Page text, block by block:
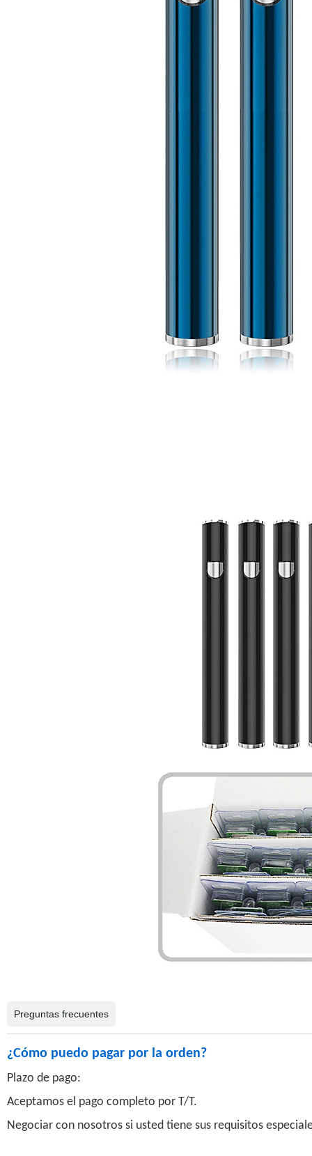
Preguntas frecuentes
¿Cómo puedo pagar por la orden?
Plazo de pago:
Aceptamos el pago completo por T/T.
Negociar con nosotros si usted tiene sus requisitos